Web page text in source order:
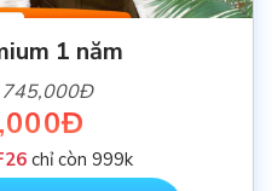
1 năm
chỉ còn 999k